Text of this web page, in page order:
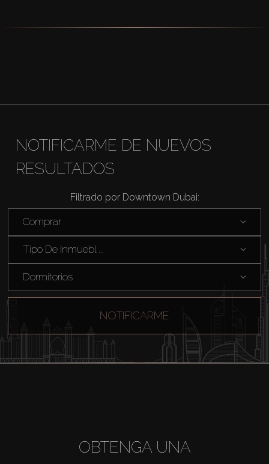
NOTIFICARME DE NUEVOS
RESULTADOS
Filtrado por Downtown Dubai:
Comprar
Tipo De Inmuebl ...
Dormitorios
NOTIFICARME
OBTENGA UNA